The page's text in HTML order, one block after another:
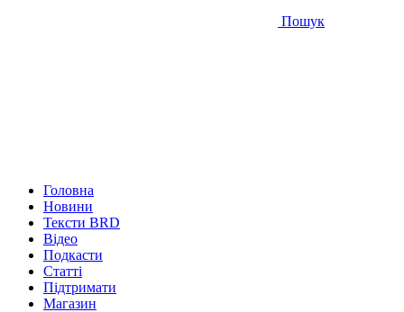
Пошук
Головна
Новини
Тексти BRD
Відео
Подкасти
Статті
Підтримати
Магазин